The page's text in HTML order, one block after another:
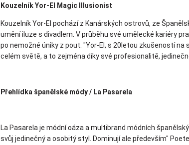
Kouzelník Yor-El Magic Illusionist
Kouzelník Yor-El pochází z Kanárských ostrovů, ze
umění iluze s divadlem. V průběhu své umělecké kariéry
po nemožné úniky z pout. "Yor-El, s 20letou zkušeností
celém světě, a to zejména díky své profesionalitě,
Přehlídka španělské módy / La Pasarela
La Pasarela je módní oáza a multibrand módních
svůj jedinečný a osobitý styl. Dominují ale především"